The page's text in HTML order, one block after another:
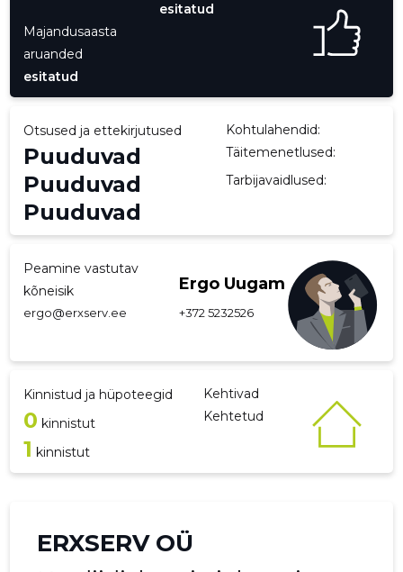
esitatud
Majandusaasta
aruanded
esitatud
Otsused ja ettekirjutused Kohtulahendid:
Puuduvad Täitemenetlused:
Puuduvad Tarbijavaidlused:
Puuduvad
Peamine vastutav
kõneisik
Ergo Uugam
ergo@erxserv.ee +372 5232526
Kinnistud ja hüpoteegid Kehtivad
0 kinnistut Kehtetud
1 kinnistut
ERXSERV OÜ